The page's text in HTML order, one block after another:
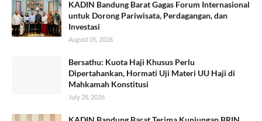
KADIN Bandung Barat Gagas Forum Internasional
untuk Dorong Pariwisata, Perdagangan, dan
Investasi
August 05, 2026
Bersathu: Kuota Haji Khusus Perlu
Dipertahankan, Hormati Uji Materi UU Haji di
Mahkamah Konstitusi
July 28, 2026